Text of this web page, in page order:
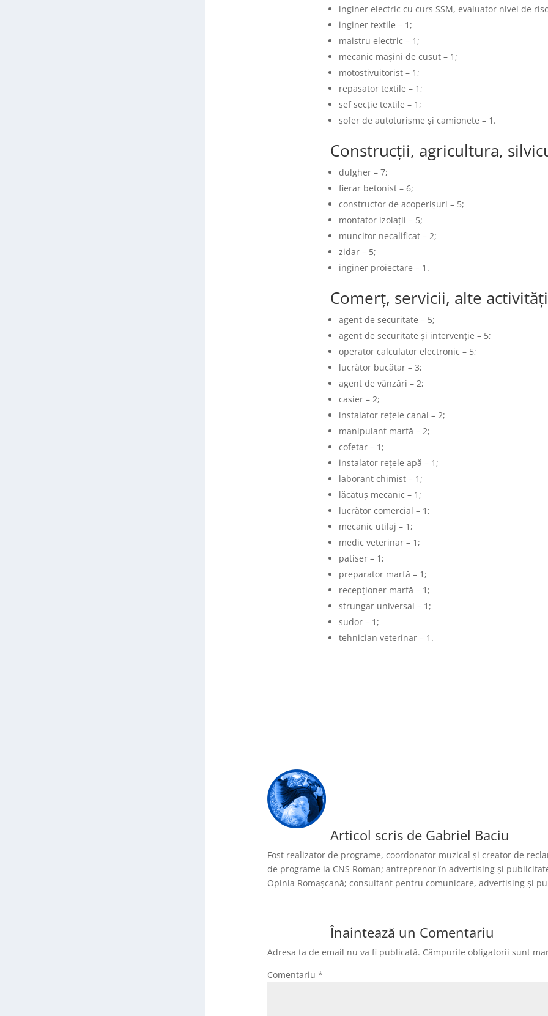
inginer electric cu curs SSM, evaluator nivel de
inginer textile – 1;
maistru electric – 1;
mecanic mașini de cusut – 1;
motostivuitorist – 1;
repasator textile – 1;
șef secție textile – 1;
șofer de autoturisme și camionete – 1.
Construcții, agricultura,
dulgher – 7;
fierar betonist – 6;
constructor de acoperișuri – 5;
montator izolații – 5;
muncitor necalificat – 2;
zidar – 5;
inginer proiectare – 1.
Comerț, servicii, alte
agent de securitate – 5;
agent de securitate și intervenție – 5;
operator calculator electronic – 5;
lucrător bucătar – 3;
agent de vânzări – 2;
casier – 2;
instalator rețele canal – 2;
manipulant marfă – 2;
cofetar – 1;
instalator rețele apă – 1;
laborant chimist – 1;
lăcătuș mecanic – 1;
lucrător comercial – 1;
mecanic utilaj – 1;
medic veterinar – 1;
patiser – 1;
preparator marfă – 1;
recepționer marfă – 1;
strungar universal – 1;
sudor – 1;
tehnician veterinar – 1.
Articol scris de Gabriel Baciu
Fost realizator de programe, coordonator muzical și creator de
de programe la CNS Roman; antreprenor în advertising și
Opinia Romașcană; consultant pentru comunicare, advertising și
Înaintează un Comentariu
Adresa ta de email nu va fi publicată. Câmpurile obligatorii sunt
Comentariu *